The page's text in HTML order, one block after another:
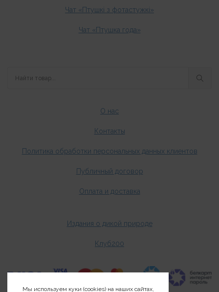
Чат «Птушкі з фотастужкі»
Чат «Птушка года»
О нас
Контакты
Политика обработки персональных данных клиентов
Публичный договор
Оплата и доставка
Издания о дикой природе
Клуб200
Мы используем куки (cookies) на наших сайтах,